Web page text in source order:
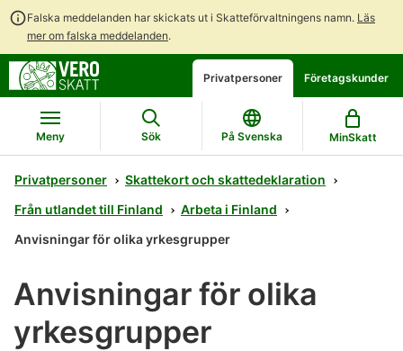
Falska meddelanden har skickats ut i Skatteförvaltningens namn. Läs
mer om falska meddelanden.
Gå
direkt
till
innehållet
Gå
till
hela
webbplatsens
sökning
Öppna
en
chattbot-
diskussion
Privatpersoner Företagskunder
Meny Sök På Svenska MinSkatt
Privatpersoner
Skattekort och skattedeklaration
Från utlandet till Finland
Arbeta i Finland
Anvisningar för olika yrkesgrupper
Anvisningar för olika
yrkesgrupper